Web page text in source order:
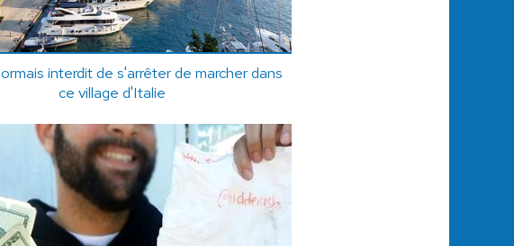
interdit de s'arrêter de marcher dans
ce village d'Italie